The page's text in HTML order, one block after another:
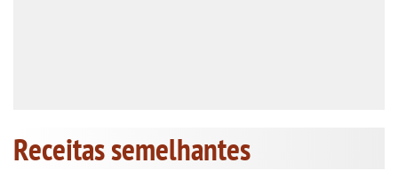
Receitas semelhantes